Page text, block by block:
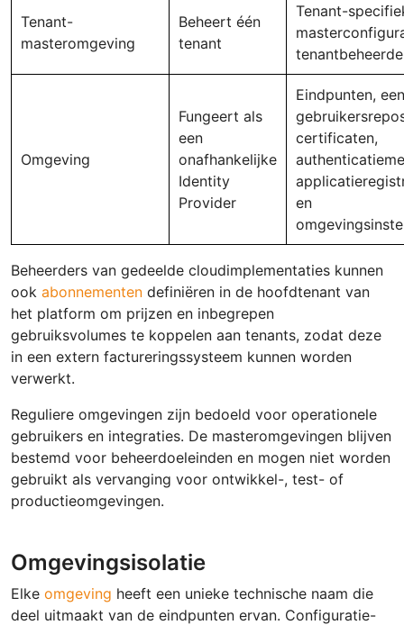
Tenant-
masteromgeving
Beheert één
tenant
Tenant-
Omgeving
Fungeert als
een
onafhankelijke
Identity
Provider
Eindpunten, een
certificaten,
en
Beheerders van gedeelde cloudimplementaties kunnen
ook abonnementen definiëren in de hoofdtenant van
het platform om prijzen en inbegrepen
gebruiksvolumes te koppelen aan tenants, zodat deze
in een extern factureringssysteem kunnen worden
verwerkt.
Reguliere omgevingen zijn bedoeld voor operationele
gebruikers en integraties. De masteromgevingen blijven
bestemd voor beheerdoeleinden en mogen niet worden
gebruikt als vervanging voor ontwikkel-, test- of
productieomgevingen.
Omgevingsisolatie
Elke omgeving heeft een unieke technische naam die
deel uitmaakt van de eindpunten ervan. Configuratie-